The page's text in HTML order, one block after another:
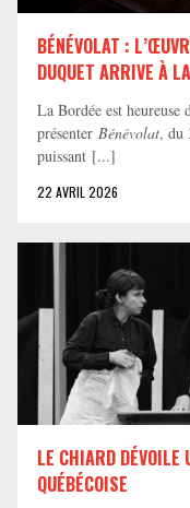
BÉNÉVOLAT :
DUQUET ARRIVE À
La Bordée est heureuse
présenter Bénévolat, du
puissant [...]
22 AVRIL 2026
LE CHIARD DÉVOILE
QUÉBÉCOISE